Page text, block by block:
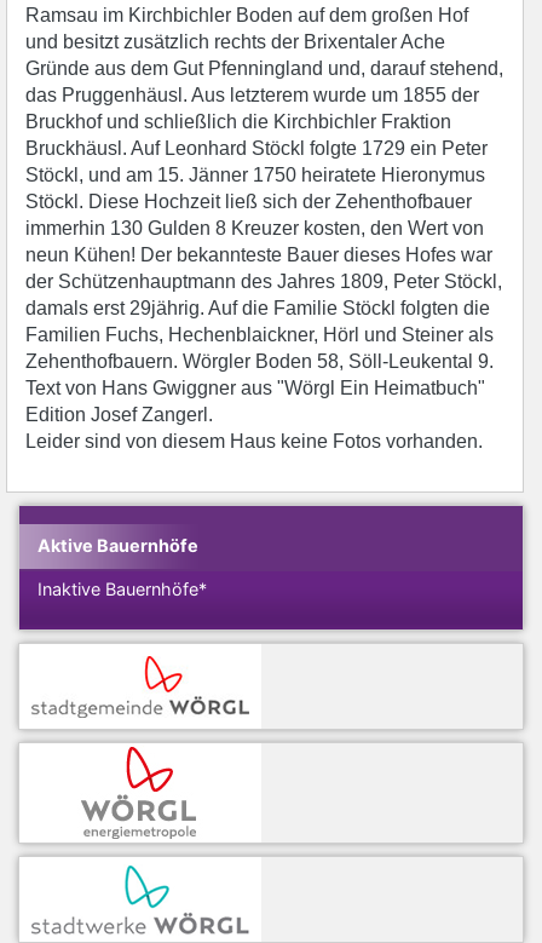
Ramsau im Kirchbichler Boden auf dem großen Hof
und besitzt zusätzlich rechts der Brixentaler Ache
Gründe aus dem Gut Pfenningland und, darauf stehend,
das Pruggenhäusl. Aus letzterem wurde um 1855 der
Bruckhof und schließlich die Kirchbichler Fraktion
Bruckhäusl. Auf Leonhard Stöckl folgte 1729 ein Peter
Stöckl, und am 15. Jänner 1750 heiratete Hieronymus
Stöckl. Diese Hochzeit ließ sich der Zehenthofbauer
immerhin 130 Gulden 8 Kreuzer kosten, den Wert von
neun Kühen! Der bekannteste Bauer dieses Hofes war
der Schützenhauptmann des Jahres 1809, Peter Stöckl,
damals erst 29jährig. Auf die Familie Stöckl folgten die
Familien Fuchs, Hechenblaickner, Hörl und Steiner als
Zehenthofbauern. Wörgler Boden 58, Söll-Leukental 9.
Text von Hans Gwiggner aus "Wörgl Ein Heimatbuch"
Edition Josef Zangerl.
Leider sind von diesem Haus keine Fotos vorhanden.
Aktive Bauernhöfe
Inaktive Bauernhöfe*